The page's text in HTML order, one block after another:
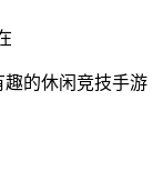
趣的休闲竞技手游